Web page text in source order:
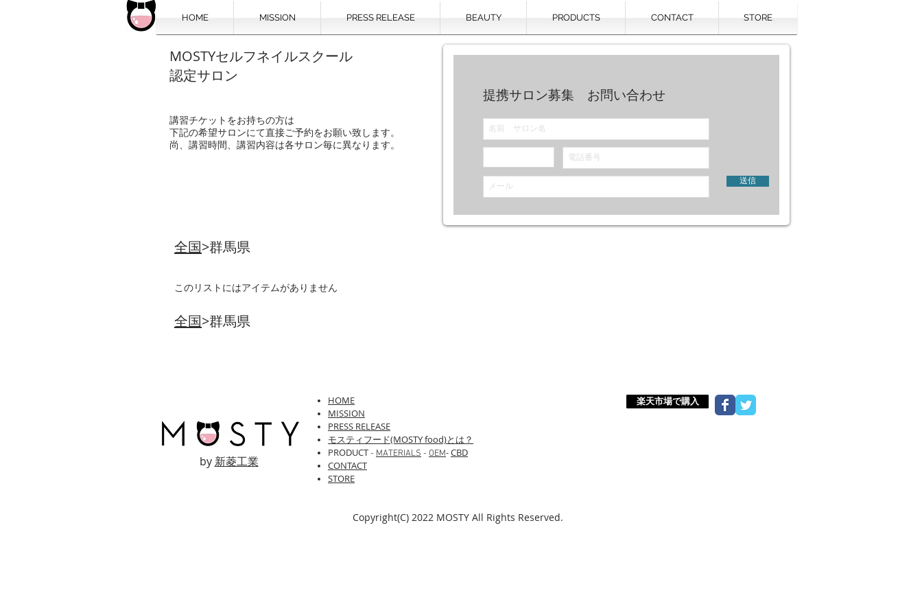
HOME MISSION PRESS RELEASE BEAUTY PRODUCTS CONTACT STORE
MOSTYセルフネイルスクール
認定サロン
講習チケットをお持ちの方は
下記の希望サロンにて直接ご予約をお願い致します。
尚、講習時間、講習内容は各サロン毎に異なります。
提携サロン募集 お問い合わせ
送信
全国>群馬県
このリストにはアイテムがありません
全国>群馬県
by 新菱工業
HOME
​​MISSION
PRESS RELEASE
モスティフード(MOSTY food)とは？
PRODUCT- MATERIALS -OEM-CBD
CONTACT
STORE
楽天市場で購入
Copyright(C) 2022 MOSTY All Rights Reserved.